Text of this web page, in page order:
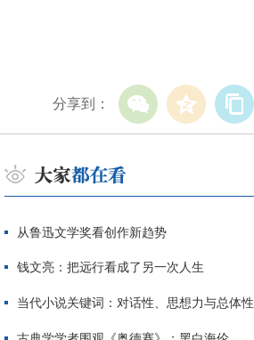
分享到：
从鲁迅文学奖看创作新趋势
钱文亮：把远行看成了另一次人生
当代小说关键词：对话性、思想力与总体性